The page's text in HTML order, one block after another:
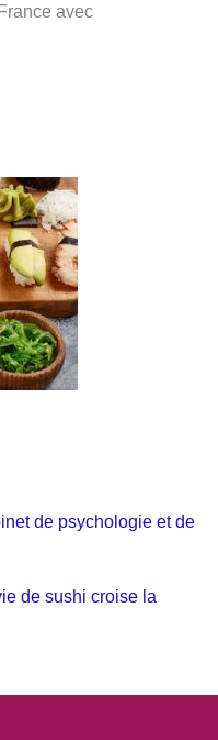
avec
de psychologie et de
de sushi croise la